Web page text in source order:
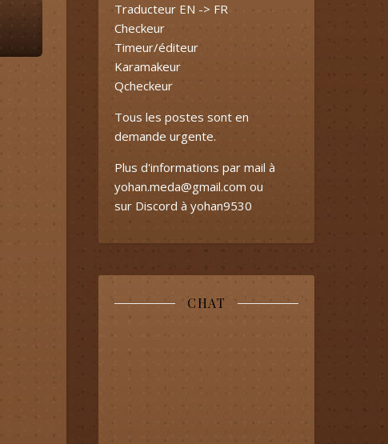
Traducteur EN -> FR
Checkeur
Timeur/éditeur
Karamakeur
Qcheckeur
Tous les postes sont en
demande urgente.
Plus d'informations par mail à
yohan.meda@gmail.com ou
sur Discord à yohan9530
CHAT